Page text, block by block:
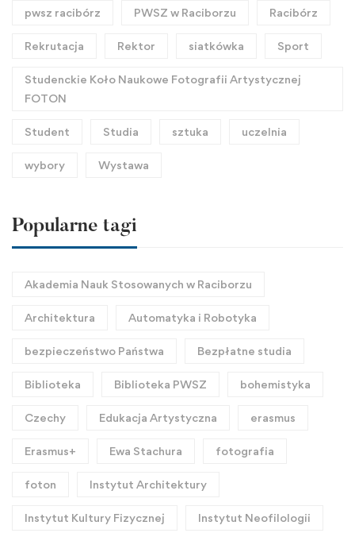
pwsz racibórz PWSZ w Raciborzu Racibórz
Rekrutacja Rektor siatkówka Sport
Studenckie Koło Naukowe Fotografii Artystycznej
FOTON
Student Studia sztuka uczelnia
wybory Wystawa
Popularne tagi
Akademia Nauk Stosowanych w Raciborzu
Architektura Automatyka i Robotyka
bezpieczeństwo Państwa Bezpłatne studia
Biblioteka Biblioteka PWSZ bohemistyka
Czechy Edukacja Artystyczna erasmus
Erasmus+ Ewa Stachura fotografia
foton Instytut Architektury
Instytut Kultury Fizycznej Instytut Neofilologii